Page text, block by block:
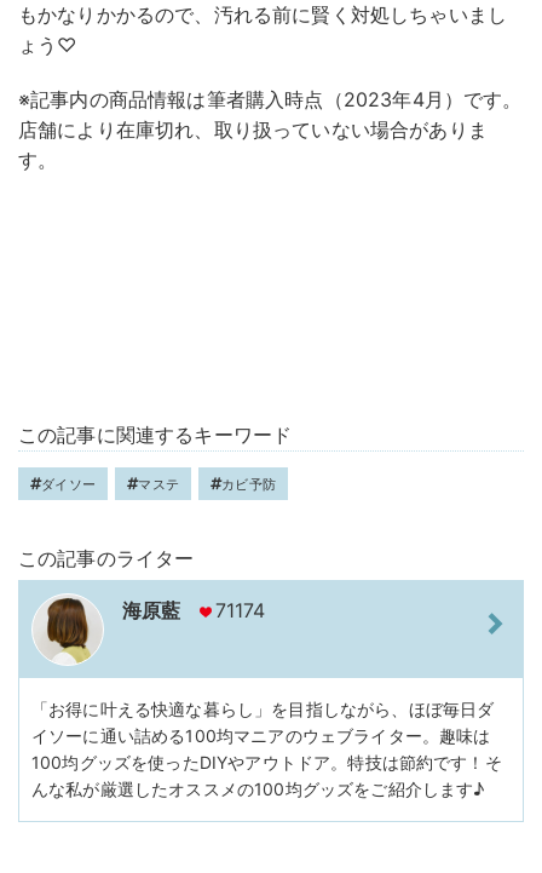
もかなりかかるので、汚れる前に賢く対処しちゃいまし
ょう♡
※記事内の商品情報は筆者購入時点（2023年4月）です。
店舗により在庫切れ、取り扱っていない場合がありま
す。
この記事に関連するキーワード
ダイソー マステ カビ予防
この記事のライター
海原藍 71174
「お得に叶える快適な暮らし」を目指しながら、ほぼ毎日ダ
イソーに通い詰める100均マニアのウェブライター。趣味は
100均グッズを使ったDIYやアウトドア。特技は節約です！そ
んな私が厳選したオススメの100均グッズをご紹介します♪